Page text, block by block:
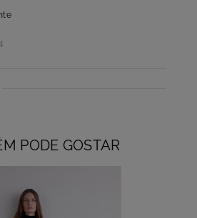
PODE GOSTAR